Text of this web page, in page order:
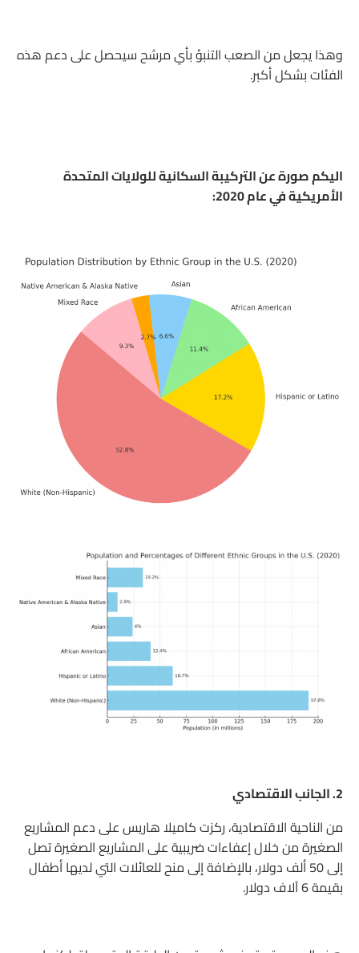
وهذا يجعل من الصعب التنبؤ بأي مرشح سيحصل على دعم هذه
الفئات بشكل أكبر.
اليكم صورة عن التركيبة السكانية للولايات المتحدة
الأمريكية في عام 2020:
2. الجانب الاقتصادي
من الناحية الاقتصادية، ركزت كاميلا هاريس على دعم المشاريع
الصغيرة من خلال إعفاءات ضريبية على المشاريع الصغيرة تصل
إلى 50 ألف دولار، بالإضافة إلى منح للعائلات التي لديها أطفال
بقيمة 6 آلاف دولار.